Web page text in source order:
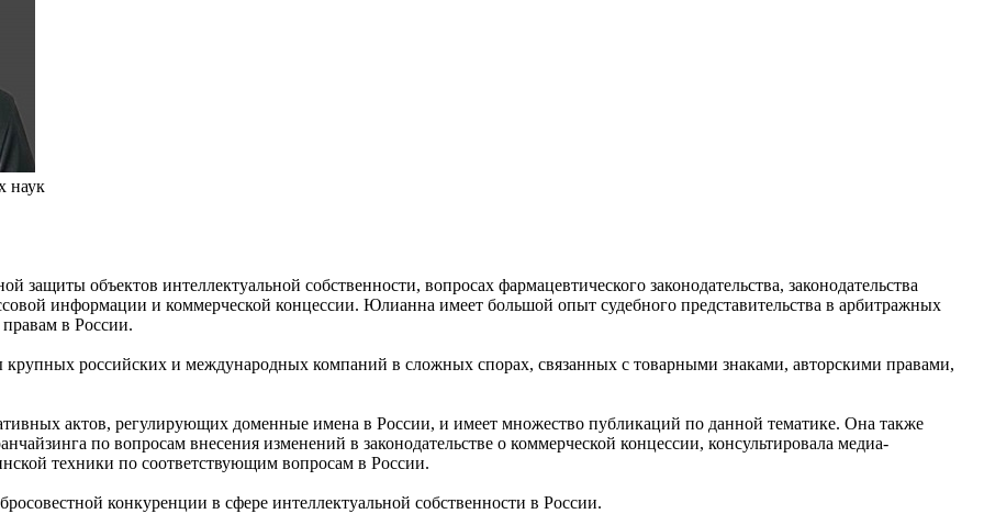
наук
защиты объектов интеллектуальной собственности, вопросах фармацевтического законодательства, законодательства
информации и коммерческой концессии. Юлианна имеет большой опыт судебного представительства в арбитражных
в России.
российских и международных компаний в сложных спорах, связанных с товарными знаками, авторскими правами,
актов, регулирующих доменные имена в России, и имеет множество публикаций по данной тематике. Она также
по вопросам внесения изменений в законодательстве о коммерческой концессии, консультировала медиа-
техники по соответствующим вопросам в России.
конкуренции в сфере интеллектуальной собственности в России.